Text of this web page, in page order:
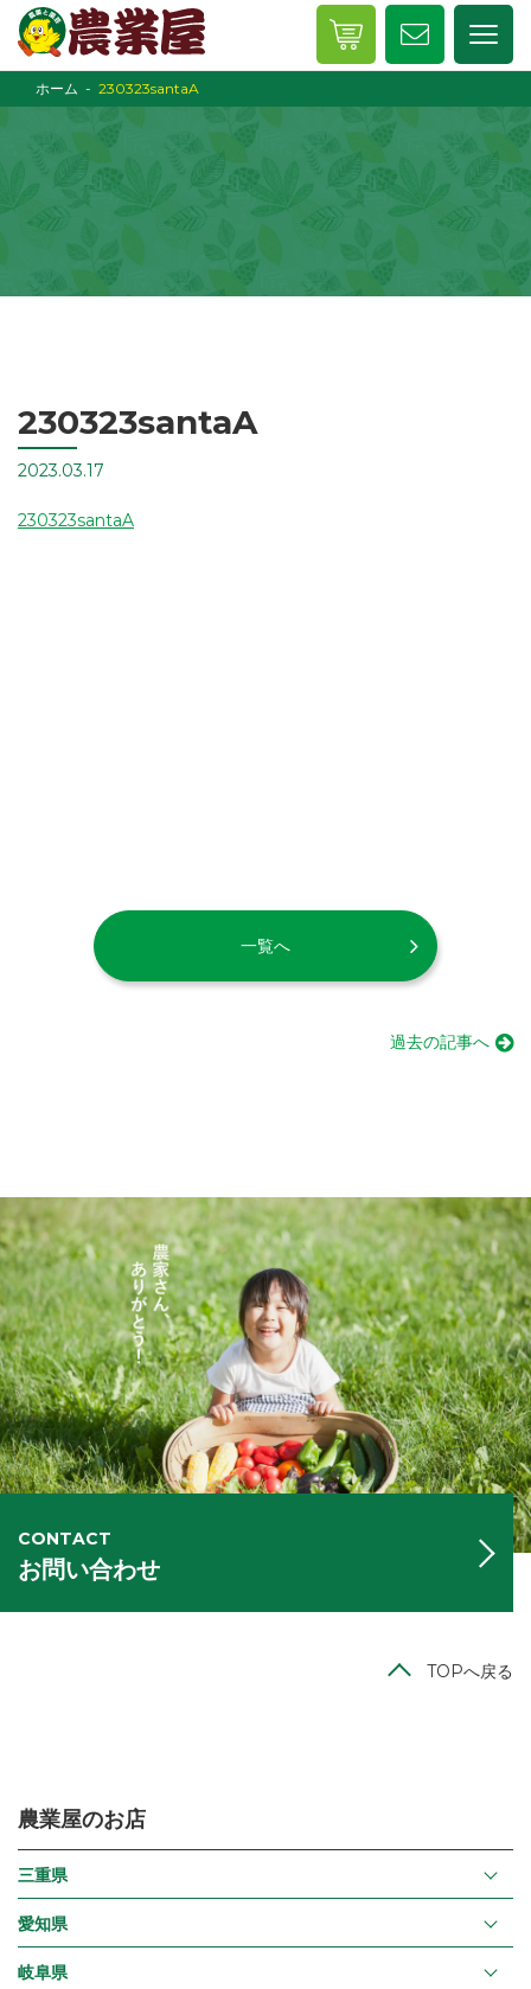
ホーム 230323santaA
230323santaA
2023.03.17
230323santaA
一覧へ
過去の記事へ
CONTACT
お問い合わせ
TOPへ戻る
農業屋のお店
三重県
愛知県
岐阜県